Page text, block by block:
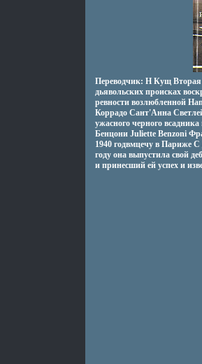
Переводчик: Н Кущ Вторая
дьявольских происках
ревности возлюбленной
Коррадо Сант'Анна
ужасного черного
Бенцони Juliette Benzoni
1940 годвмцечу в Париже
году она выпустила свой
и принесший ей успех и